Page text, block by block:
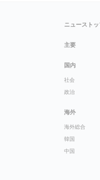
ニュースト
主要
国内
社会
政治
海外
海外総合
韓国
中国